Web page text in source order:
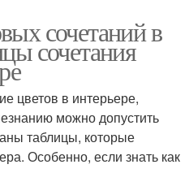
сочетаний в
сочетания
цветов в интерьере,
можно допустить
таблицы, которые
Особенно, если знать как